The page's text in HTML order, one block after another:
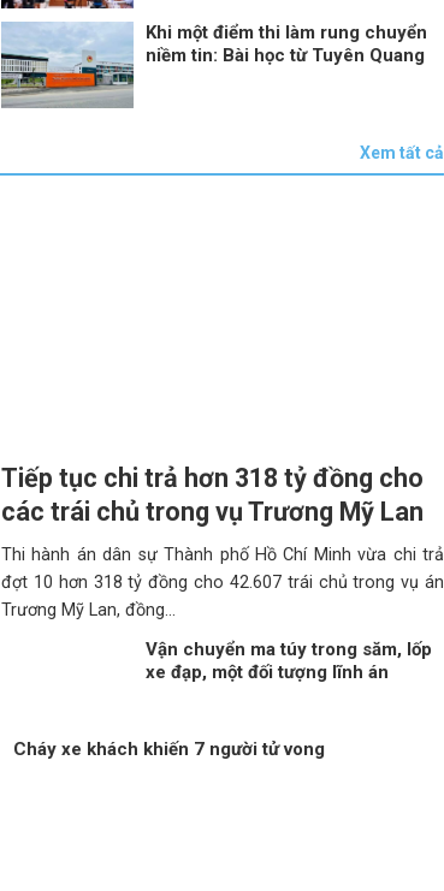
Khi một điểm thi làm rung chuyển
niềm tin: Bài học từ Tuyên Quang
Xem tất cả
Tiếp tục chi trả hơn 318 tỷ đồng cho
các trái chủ trong vụ Trương Mỹ Lan
Thi hành án dân sự Thành phố Hồ Chí Minh vừa chi trả
đợt 10 hơn 318 tỷ đồng cho 42.607 trái chủ trong vụ án
Trương Mỹ Lan, đồng...
Vận chuyển ma túy trong săm, lốp
xe đạp, một đối tượng lĩnh án
Cháy xe khách khiến 7 người tử vong​